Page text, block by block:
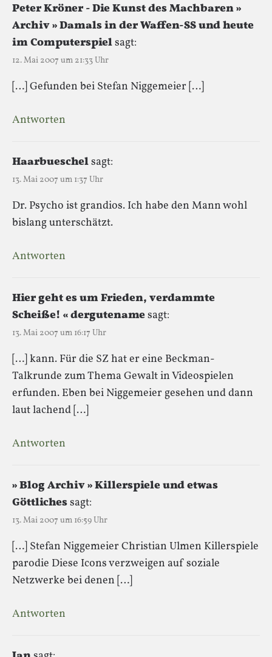
Peter Kröner - Die Kunst des Machbaren »
Archiv » Damals in der Waffen-SS und heute
im Computerspielsagt:
12. Mai 2007 um 21:33 Uhr
[…] Gefunden bei Stefan Niggemeier […]
Antworten
Haarbueschelsagt:
13. Mai 2007 um 1:37 Uhr
Dr. Psycho ist grandios. Ich habe den Mann wohl
bislang unterschätzt.
Antworten
Hier geht es um Frieden, verdammte
Scheiße! « dergutenamesagt:
13. Mai 2007 um 16:17 Uhr
[…] kann. Für die SZ hat er eine Beckman-
Talkrunde zum Thema Gewalt in Videospielen
erfunden. Eben bei Niggemeier gesehen und dann
laut lachend […]
Antworten
» Blog Archiv » Killerspiele und etwas
Göttlichessagt:
13. Mai 2007 um 16:59 Uhr
[…] Stefan Niggemeier Christian Ulmen Killerspiele
parodie Diese Icons verzweigen auf soziale
Netzwerke bei denen […]
Antworten